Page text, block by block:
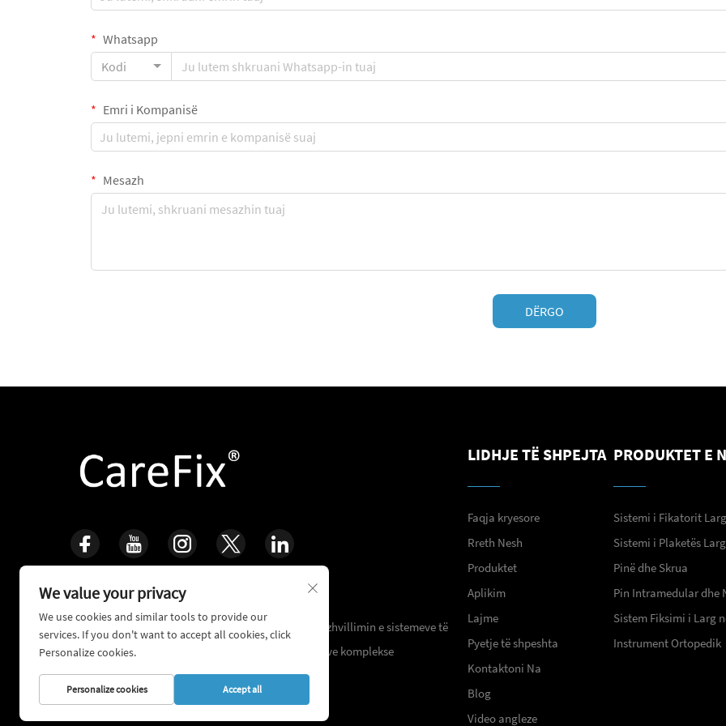
Whatsapp
Kodi
Emri i Kompanisë
Mesazh
DËRGO
Pajtohem për Jetën, Rikrijonim Koshin
16+ vjet e përvojjes klinike që ndeshen, me fokus në zhvillimin e sistemeve të
teknologjisë ortopedike dhe riparimit të trauamatave komplekse
LIDHJE TË SHPEJTA
Faqja kryesore
Rreth Nesh
Produktet
Aplikim
Lajme
Pyetje të shpeshta
Kontaktoni Na
Blog
Video angleze
PRODUKTET E
Sistemi i Fikatorit Larg
Sistemi i Plaketës Larg
Pinë dhe Skrua
Pin Intramedular dhe
Sistem Fiksimi i Larg
Instrument Ortopedik
We value your privacy
We use cookies and similar tools to provide our
services. If you don't want to accept all cookies, click
Personalize cookies.
Personalize cookies Accept all